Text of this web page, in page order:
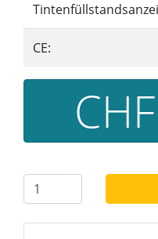
CE: